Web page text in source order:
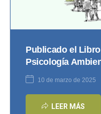
Publicado el
Psicología
10 de marzo de 2025
LEER MÁS